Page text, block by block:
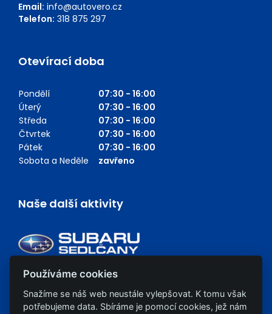
Email: info@autovero.cz
Telefon: 318 875 297
Otevírací doba
Pondělí
07:30 - 16:00
Úterý
07:30 - 16:00
Středa
07:30 - 16:00
Čtvrtek
07:30 - 16:00
Pátek
07:30 - 16:00
Sobota a Neděle
zavřeno
Naše další aktivity
Používáme cookies
Snažíme se náš web neustále vylepšovat. K tomu však
potřebujeme data. Sbíráme je pomocí cookies, jež nám